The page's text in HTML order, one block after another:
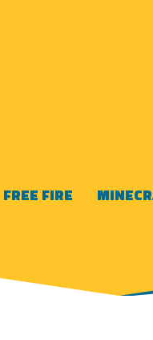
FREE FIRE